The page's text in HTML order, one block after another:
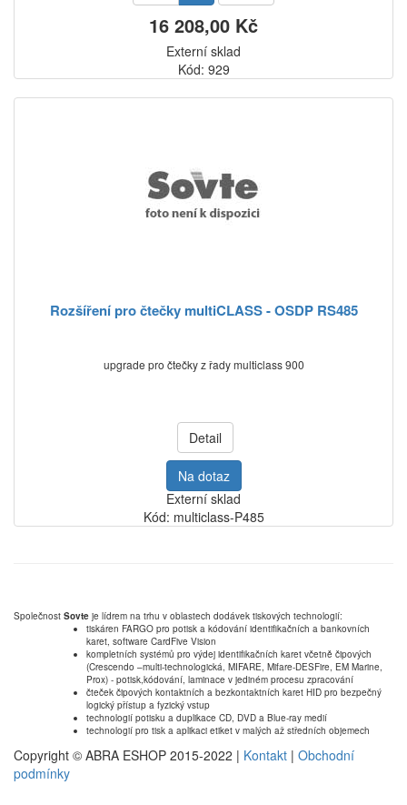
16 208,00 Kč
Externí sklad
Kód: 929
Rozšíření pro čtečky multiCLASS - OSDP RS485
upgrade pro čtečky z řady multiclass 900
Detail
Na dotaz
Externí sklad
Kód: multiclass-P485
Společnost Sovte je lídrem na trhu v oblastech dodávek tiskových technologií:
tiskáren FARGO pro potisk a kódování identifikačních a bankovních
karet, software CardFive Vision
kompletních systémů pro výdej identifikačních karet včetně čipových
(Crescendo –multi-technologická, MIFARE, Mifare-DESFire, EM Marine,
Prox) - potisk,kódování, laminace v jediném procesu zpracování
čteček čipových kontaktních a bezkontaktních karet HID pro bezpečný
logický přístup a fyzický vstup
technologií potisku a duplikace CD, DVD a Blue-ray medií
technologií pro tisk a aplikaci etiket v malých až středních objemech
Copyright © ABRA ESHOP 2015-2022 | Kontakt | Obchodní
podmínky